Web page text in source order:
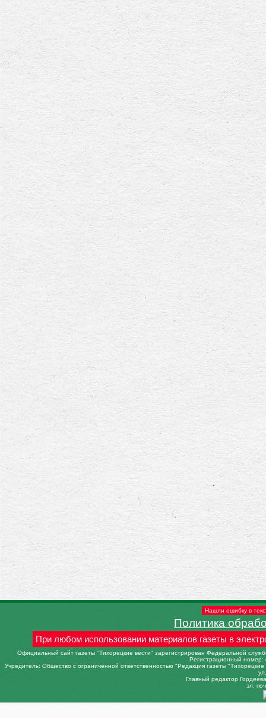
Нашли ошибку в
Политика
При любом использовании материалов газеты в
Официальный сайт газеты "Тихорецкие вести" зарегистрирован Федеральной
Регистрационный
Учредитель: Общество с ограниченной ответственностью "Редакция газеты
Главный редактор
эл.